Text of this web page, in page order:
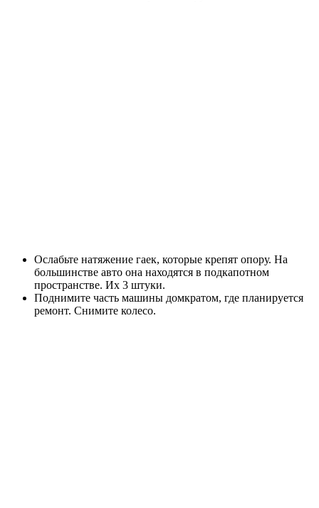
Ослабьте натяжение гаек, которые крепят опору. На
большинстве авто она находятся в подкапотном
пространстве. Их 3 штуки.
Поднимите часть машины домкратом, где планируется
ремонт. Снимите колесо.